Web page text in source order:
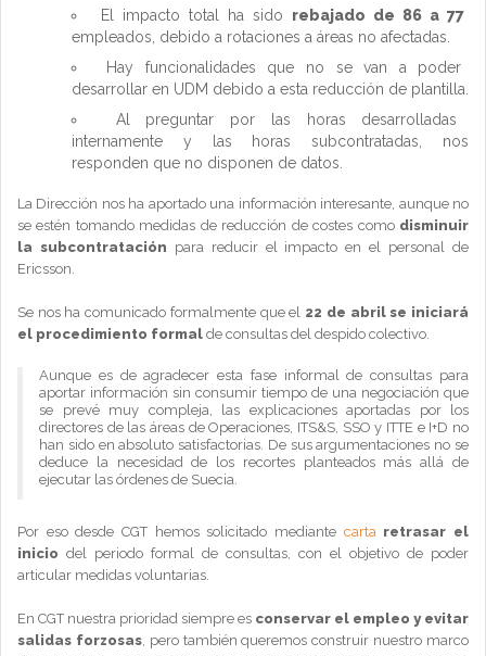
El impacto total ha sido rebajado de 86 a 77
empleados, debido a rotaciones a áreas no afectadas.
Hay funcionalidades que no se van a poder
desarrollar en UDM debido a esta reducción de plantilla.
Al preguntar por las horas desarrolladas
internamente y las horas subcontratadas, nos
responden que no disponen de datos.
La Dirección nos ha aportado una información interesante, aunque no
se estén tomando medidas de reducción de costes como disminuir
la subcontratación para reducir el impacto en el personal de
Ericsson.
Se nos ha comunicado formalmente que el 22 de abril se iniciará
el procedimiento formal de consultas del despido colectivo.
Aunque es de agradecer esta fase informal de consultas para
aportar información sin consumir tiempo de una negociación que
se prevé muy compleja, las explicaciones aportadas por los
directores de las áreas de Operaciones, ITS&S, SSO y ITTE e I+D no
han sido en absoluto satisfactorias. De sus argumentaciones no se
deduce la necesidad de los recortes planteados más allá de
ejecutar las órdenes de Suecia.
Por eso desde CGT hemos solicitado mediante carta retrasar el
inicio del periodo formal de consultas, con el objetivo de poder
articular medidas voluntarias.
En CGT nuestra prioridad siempre es conservar el empleo y evitar
salidas forzosas, pero también queremos construir nuestro marco